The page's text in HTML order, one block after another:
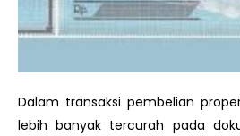
Dalam transaksi pembelian
lebih banyak tercurah pada